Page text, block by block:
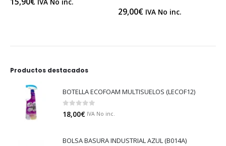
Productos destacados
BOTELLA ECOFOAM MULTISUELOS (LECOF12)
0 out of 5
18,00€ IVA No inc.
BOLSA BASURA INDUSTRIAL AZUL (B014A)